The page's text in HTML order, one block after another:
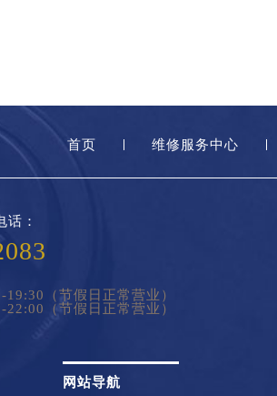
首页 维修服务中心
话：
（节假日正常营业）
（节假日正常营业）
网站导航